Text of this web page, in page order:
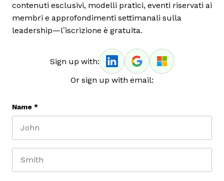
contenuti esclusivi, modelli pratici, eventi riservati ai
membri e approfondimenti settimanali sulla
leadership—l’iscrizione è gratuita.
Sign up with:
Or sign up with email:
Name *